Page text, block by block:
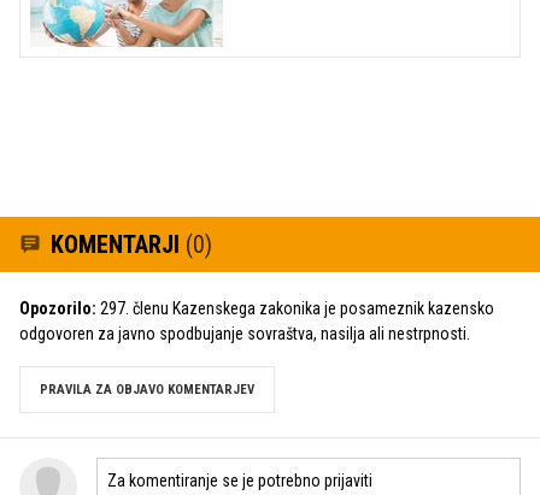
KOMENTARJI (0)
Opozorilo: 297. členu Kazenskega zakonika je posameznik kazensko
odgovoren za javno spodbujanje sovraštva, nasilja ali nestrpnosti.
PRAVILA ZA OBJAVO KOMENTARJEV